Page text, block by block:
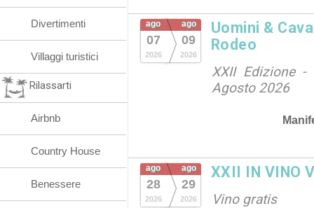
ago
07
2026
ago
09
2026
Uomini &
Rodeo
XXII Edizione
Agosto 2026
ago
28
2026
ago
29
2026
XXII IN VINO
Vino gratis
Divertimenti
Villaggi turistici
Rilassarti
Airbnb
Country House
Benessere